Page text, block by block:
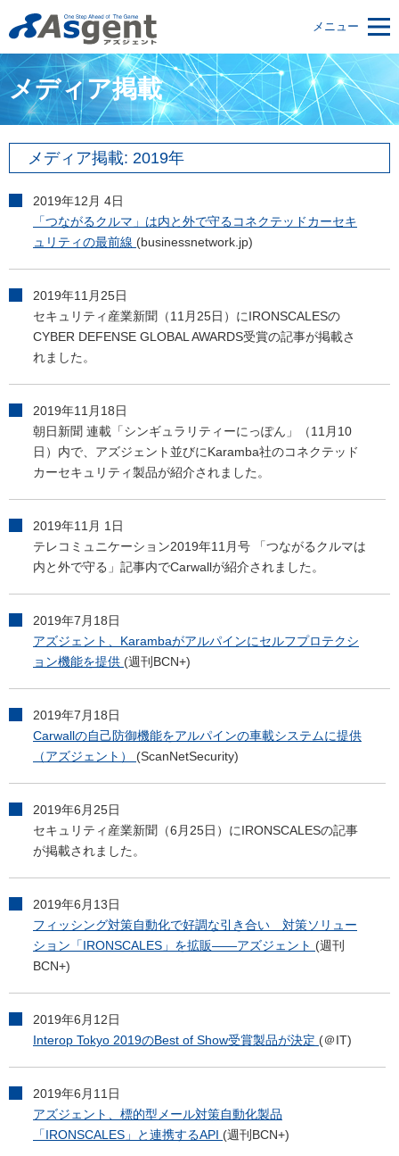
メニュー
メディア掲載
メディア掲載: 2019年
2019年12月 4日
「つながるクルマ」は内と外で守るコネクテッドカーセキ
ュリティの最前線 (businessnetwork.jp)
2019年11月25日
セキュリティ産業新聞（11月25日）にIRONSCALESの
CYBER DEFENSE GLOBAL AWARDS受賞の記事が掲載さ
れました。
2019年11月18日
朝日新聞 連載「シンギュラリティーにっぽん」（11月10
日）内で、アズジェント並びにKaramba社のコネクテッド
カーセキュリティ製品が紹介されました。
2019年11月 1日
テレコミュニケーション2019年11月号 「つながるクルマは
内と外で守る」記事内でCarwallが紹介されました。
2019年7月18日
アズジェント、Karambaがアルパインにセルフプロテクシ
ョン機能を提供 (週刊BCN+)
2019年7月18日
Carwallの自己防御機能をアルパインの車載システムに提供
（アズジェント） (ScanNetSecurity)
2019年6月25日
セキュリティ産業新聞（6月25日）にIRONSCALESの記事
が掲載されました。
2019年6月13日
フィッシング対策自動化で好調な引き合い 対策ソリュー
ション「IRONSCALES」を拡販――アズジェント (週刊
BCN+)
2019年6月12日
Interop Tokyo 2019のBest of Show受賞製品が決定 (＠IT)
2019年6月11日
アズジェント、標的型メール対策自動化製品
「IRONSCALES」と連携するAPI (週刊BCN+)